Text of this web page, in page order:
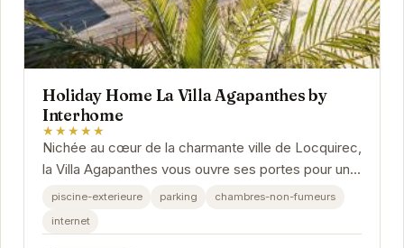
Holiday Home La Villa Agapanthes by
Interhome
★★★★★
Nichée au cœur de la charmante ville de Locquirec,
la Villa Agapanthes vous ouvre ses portes pour un
séjour mémorable en Bretagne.
piscine-exterieure parking
chambres-non-fumeurs
internet